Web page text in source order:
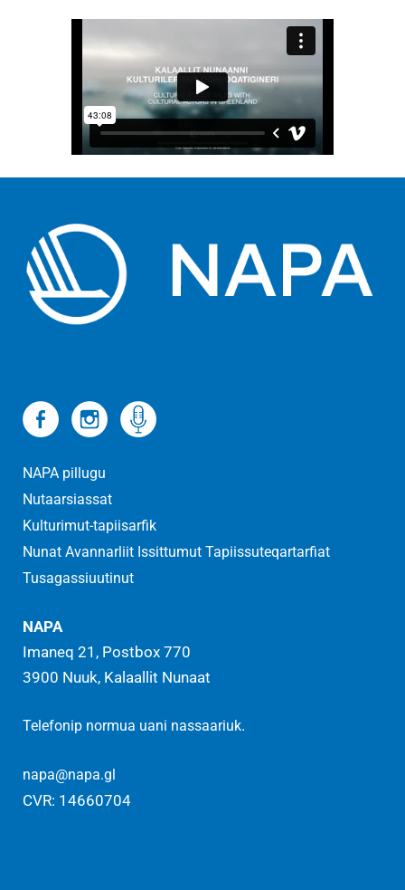
NAPA pillugu
Nutaarsiassat
Kulturimut-tapiisarfik
Nunat Avannarliit Issittumut Tapiissuteqartarfiat
Tusagassiuutinut
NAPA
Imaneq 21, Postbox 770
3900 Nuuk, Kalaallit Nunaat
Telefonip normua uani nassaariuk.
napa@napa.gl
CVR: 14660704